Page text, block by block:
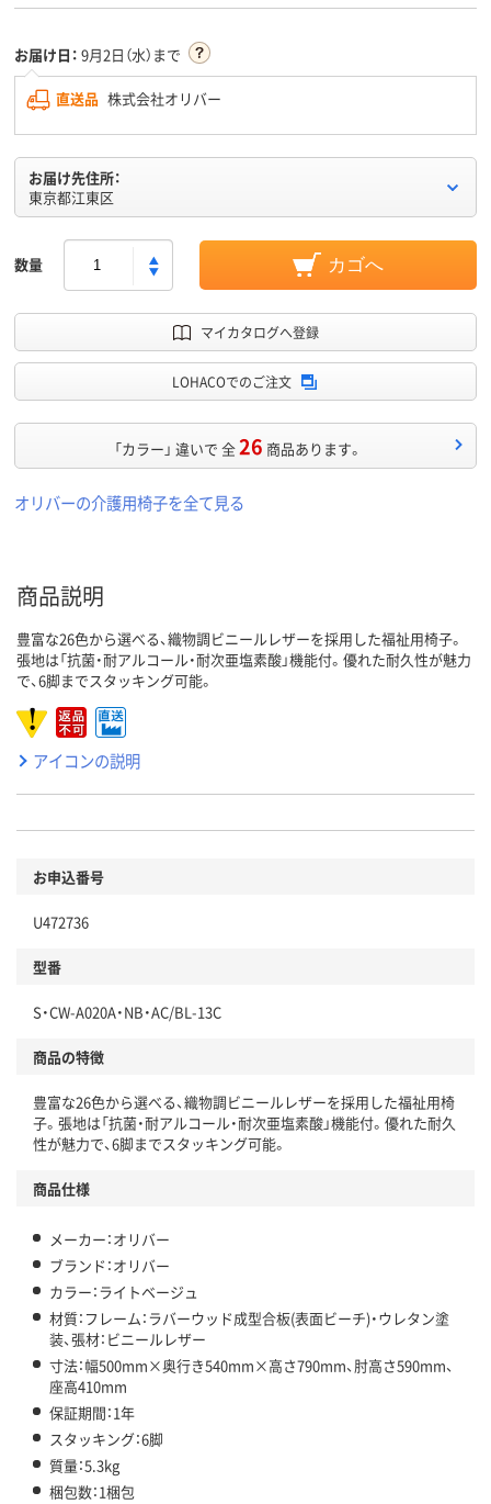
お届け日： 9月2日（水）まで
直送品 株式会社オリバー
お届け先住所：
東京都江東区
数量 カゴへ
マイカタログへ登録
LOHACOでのご注文
「カラー」 違いで 全26 商品あります。
オリバーの介護用椅子を全て見る
商品説明
豊富な26色から選べる、織物調ビニールレザーを採用した福祉用椅子。
張地は「抗菌・耐アルコール・耐次亜塩素酸」機能付。優れた耐久性が魅力
で、6脚までスタッキング可能。
アイコンの説明
お申込番号
U472736
型番
S・CW-A020A・NB・AC/BL-13C
商品の特徴
豊富な26色から選べる、織物調ビニールレザーを採用した福祉用椅
子。張地は「抗菌・耐アルコール・耐次亜塩素酸」機能付。優れた耐久
性が魅力で、6脚までスタッキング可能。
商品仕様
メーカー：オリバー
ブランド：オリバー
カラー：ライトベージュ
材質：フレーム：ラバーウッド成型合板(表面ビーチ)・ウレタン塗
装、張材：ビニールレザー
寸法：幅500mm×奥行き540mm×高さ790mm、肘高さ590mm、
座高410mm
保証期間：1年
スタッキング：6脚
質量：5.3kg
梱包数：1梱包